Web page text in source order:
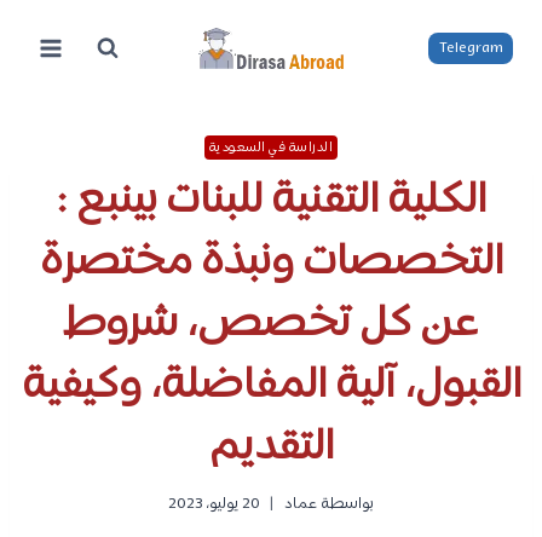
المحتوى
Telegram
الدراسة في السعودية
الكلية التقنية للبنات بينبع :
التخصصات ونبذة مختصرة
عن كل تخصص، شروط
القبول، آلية المفاضلة، وكيفية
التقديم
بواسطة عماد 20 يوليو، 2023